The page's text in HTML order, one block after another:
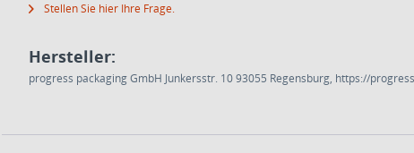
Stellen Sie hier Ihre Frage.
Hersteller:
progress packaging GmbH Junkersstr. 10 93055 Regensburg, https://